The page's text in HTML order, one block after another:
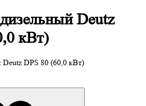
Deutz
кВт)
Deutz DPS 80 (60,0 кВт)